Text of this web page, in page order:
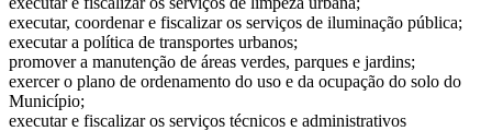
executar, coordenar e fiscalizar os serviços de iluminação pública;
executar a política de transportes urbanos;
promover a manutenção de áreas verdes, parques e jardins;
exercer o plano de ordenamento do uso e da ocupação do solo do
Município;
executar e fiscalizar os serviços técnicos e administrativos